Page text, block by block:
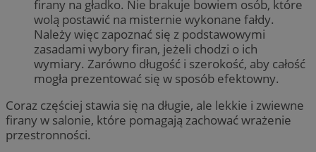
firany na gładko. Nie brakuje bowiem osób, które
wolą postawić na misternie wykonane fałdy.
Należy więc zapoznać się z podstawowymi
zasadami wybory firan, jeżeli chodzi o ich
wymiary. Zarówno długość i szerokość, aby całość
mogła prezentować się w sposób efektowny.
Coraz częściej stawia się na długie, ale lekkie i zwiewne
firany w salonie, które pomagają zachować wrażenie
przestronności.